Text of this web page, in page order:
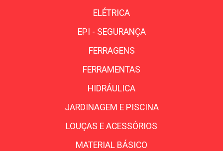
ELÉTRICA
EPI - SEGURANÇA
FERRAGENS
FERRAMENTAS
HIDRÁULICA
JARDINAGEM E PISCINA
LOUÇAS E ACESSÓRIOS
MATERIAL BÁSICO